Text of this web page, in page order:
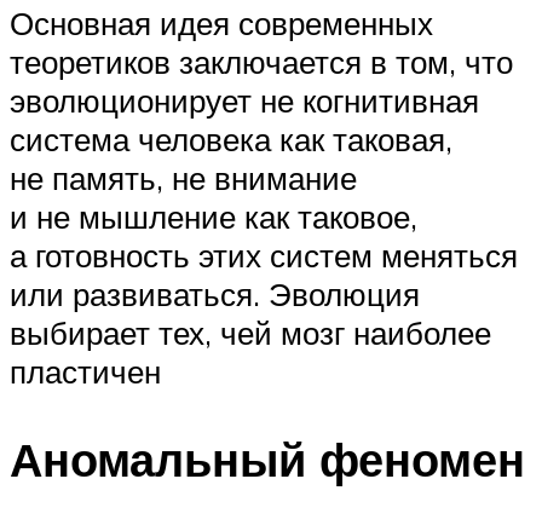
Основная идея современных
теоретиков заключается в том, что
эволюционирует не когнитивная
система человека как таковая,
не память, не внимание
и не мышление как таковое,
а готовность этих систем меняться
или развиваться. Эволюция
выбирает тех, чей мозг наиболее
пластичен
Аномальный феномен